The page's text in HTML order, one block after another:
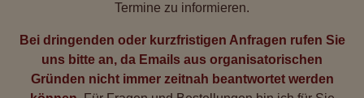
Termine zu informieren.
Bei dringenden oder kurzfristigen Anfragen rufen Sie
uns bitte an, da Emails aus organisatorischen
Gründen nicht immer zeitnah beantwortet werden